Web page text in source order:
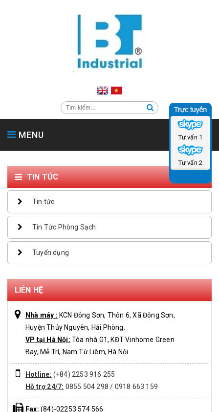
MENU
SẢN PHẨM PHỤ TRỢ
HỖ TRỢ & TIN TỨC
TIN TỨC
Tin tức
Tin Tức Phòng Sạch
Tuyển dụng
LIÊN HỆ
Nhà máy : KCN Đông Sơn, Thôn 6, Xã Đông Sơn,
Huyện Thủy Nguyên, Hải Phòng.
VP tại Hà Nội: Tòa nhà G1, KĐT Vinhome Green
Bay, Mễ Trì, Nam Từ Liêm, Hà Nội.
Hotline: (+84) 2253 916 255
Hỗ trợ 24/7: 0855 504 298 / 0918 663 159
Fax: (84)-02253 574 566
Tư vấn 1
Tư vấn 2